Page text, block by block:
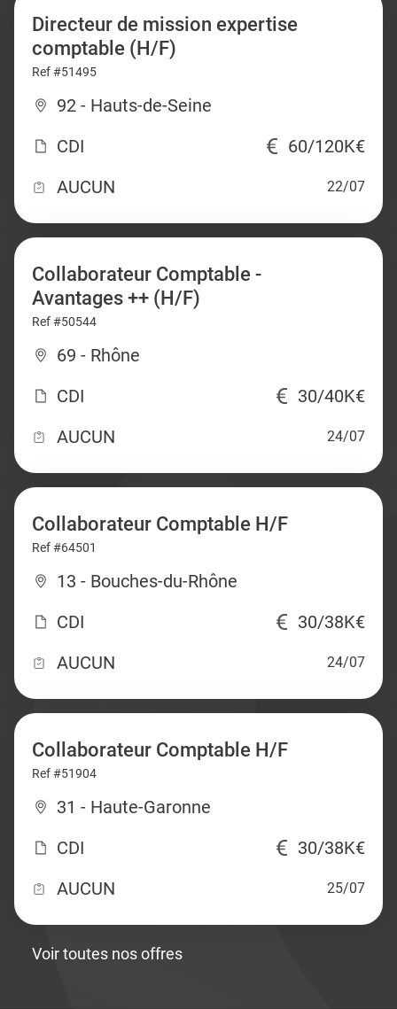
Directeur de mission expertise
comptable (H/F)
Ref #51495
92 - Hauts-de-Seine
CDI
60/120K€
AUCUN
22/07
Collaborateur Comptable -
Avantages ++ (H/F)
Ref #50544
69 - Rhône
CDI
30/40K€
AUCUN
24/07
Collaborateur Comptable H/F
Ref #64501
13 - Bouches-du-Rhône
CDI
30/38K€
AUCUN
24/07
Collaborateur Comptable H/F
Ref #51904
31 - Haute-Garonne
CDI
30/38K€
AUCUN
25/07
Voir toutes nos offres